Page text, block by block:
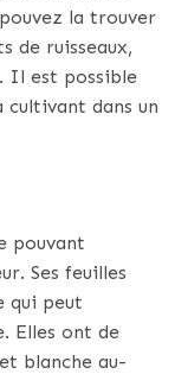
la trouver
de ruisseaux,
Il est possible
dans un
pouvant
Ses feuilles
qui peut
Elles ont de
blanche au-